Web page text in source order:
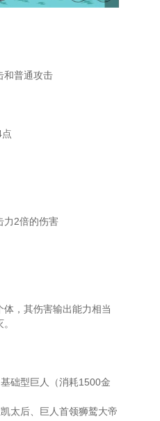
和普通攻击
力2倍的伤害
，其伤害输出能力相当
础型巨人（消耗1500金
太后、巨人首领狮鹫大帝